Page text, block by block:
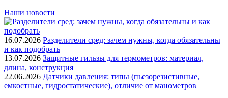
Наши новости
16.07.2026 Разделители сред: зачем нужны, когда обязательны
и как подобрать
13.07.2026 Защитные гильзы для термометров: материал,
длина, конструкция
22.06.2026 Датчики давления: типы (пьезорезистивные,
емкостные, гидростатические), отличие от манометров